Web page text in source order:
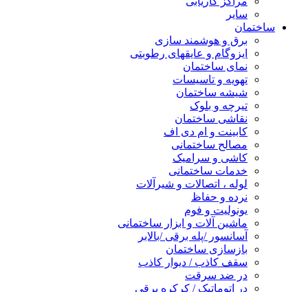
سایر
ساختمان
برق و هوشمند سازی
ایزوگام و عایقهای رطوبتی
نمای ساختمان
تهویه و تاسیسات
شیشه ساختمان
تیرچه و بلوک
نقاشی ساختمان
کابینت و ام دی اف
مصالح ساختمانی
کاشی و سرامیک
خدمات ساختمانی
لوله ، اتصالات و شیرآلات
نرده و حفاظ
یونولیت و فوم
ماشین آلات و ابزار ساختمانی
آسانسور /پله برقی /بالابر
بازسازی ساختمان
سقف کاذب / دیوار کاذب
در ضد سرقت
در اتوماتیک / کرکره برقی